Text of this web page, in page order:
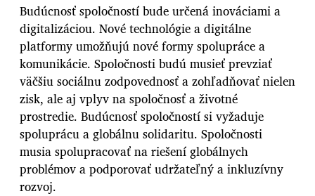
Budúcnosť spoločností bude určená inováciami a
digitalizáciou. Nové technológie a digitálne
platformy umožňujú nové formy spolupráce a
komunikácie. Spoločnosti budú musieť prevziať
väčšiu sociálnu zodpovednosť a zohľadňovať nielen
zisk, ale aj vplyv na spoločnosť a životné
prostredie. Budúcnosť spoločností si vyžaduje
spoluprácu a globálnu solidaritu. Spoločnosti
musia spolupracovať na riešení globálnych
problémov a podporovať udržateľný a inkluzívny
rozvoj.